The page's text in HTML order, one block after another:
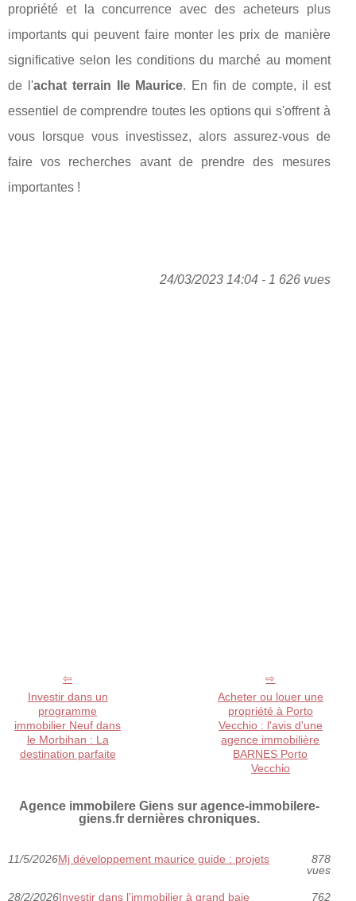
propriété et la concurrence avec des acheteurs plus
importants qui peuvent faire monter les prix de manière
significative selon les conditions du marché au moment
de l'achat terrain Ile Maurice. En fin de compte, il est
essentiel de comprendre toutes les options qui s'offrent à
vous lorsque vous investissez, alors assurez-vous de
faire vos recherches avant de prendre des mesures
importantes !
24/03/2023 14:04 - 1 626 vues
Investir dans un
programme
immobilier Neuf dans
le Morbihan : La
destination parfaite
Acheter ou louer une
propriété à Porto
Vecchio : l'avis d'une
agence immobilière
BARNES Porto
Vecchio
Agence immobilere Giens sur agence-immobilere-
giens.fr dernières chroniques.
11/5/2026Mj développement maurice guide : projets
878
vues
28/2/2026Investir dans l’immobilier à grand baie
762